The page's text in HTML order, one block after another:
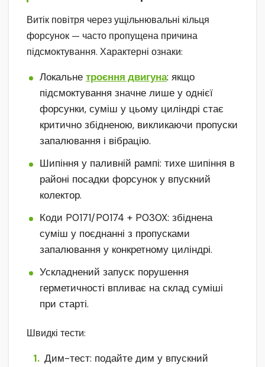
Витік повітря через ущільнювальні кільця
форсунок — часто пропущена причина
підсмоктування. Характерні ознаки:
Локальне троєння двигуна: якщо
підсмоктування значне лише у однієї
форсунки, суміш у цьому циліндрі стає
критично збідненою, викликаючи пропуски
запалювання і вібрацію.
Шипіння у паливній рампі: тихе шипіння в
районі посадки форсунок у впускний
колектор.
Коди P0171/P0174 + P030X: збіднена
суміш у поєднанні з пропусками
запалювання у конкретному циліндрі.
Ускладнений запуск: порушення
герметичності впливає на склад суміші
при старті.
Швидкі тести:
Дим-тест: подайте дим у впускний